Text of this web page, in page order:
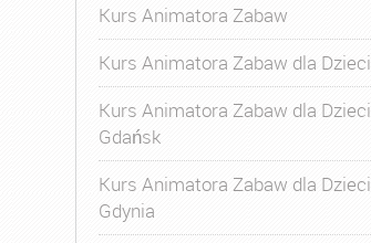
Kurs Animatora Zabaw
Kurs Animatora Zabaw dla Dzieci
Kurs Animatora Zabaw dla Dzieci
Gdańsk
Kurs Animatora Zabaw dla Dzieci
Gdynia